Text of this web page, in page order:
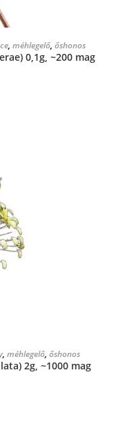
, méhlegelő, őshonos
0,1g, ~200 mag
, méhlegelő, őshonos
2g, ~1000 mag